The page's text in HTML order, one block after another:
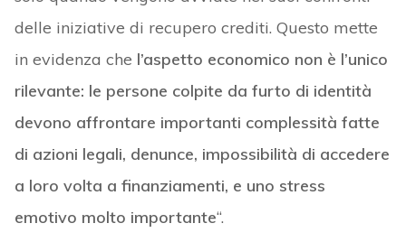
delle iniziative di recupero crediti. Questo mette
in evidenza che l’aspetto economico non è l’unico
rilevante: le persone colpite da furto di identità
devono affrontare importanti complessità fatte
di azioni legali, denunce, impossibilità di accedere
a loro volta a finanziamenti, e uno stress
emotivo molto importante“.